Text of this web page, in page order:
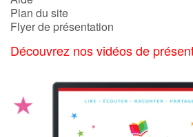
Apprendre les langues
Les plus lus
Plan du site
Flyer de présentation
Découvrez nos vidéos de